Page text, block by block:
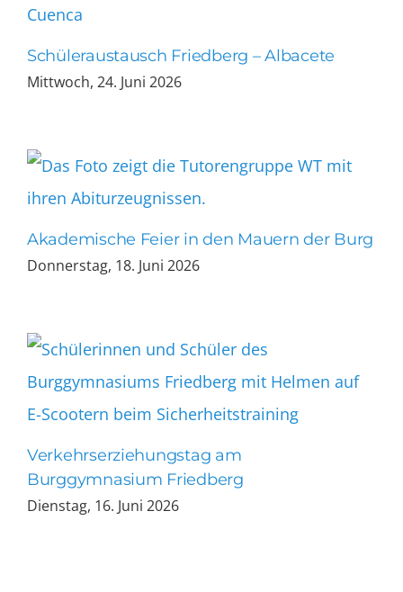
Schüleraustausch Friedberg – Albacete
Mittwoch, 24. Juni 2026
Akademische Feier in den Mauern der Burg
Donnerstag, 18. Juni 2026
Verkehrserziehungstag am
Burggymnasium Friedberg
Dienstag, 16. Juni 2026